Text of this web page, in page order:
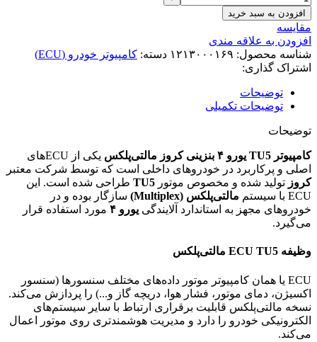
افزودن به سبد خرید
مقایسه
افزودن به علاقه مندی
شناسه محصول: ۱۲۱۳۰۰۰۱۶۹ دسته: کامپیوتر خودرو (ECU)
اشتراک گذاری:
توضیحات
توضیحات تکمیلی
توضیحات
کامپیوتر TU5 یورو ۴ بنزینی کروز مالتی‌پلکس
یکی از ECUهای
اصلی و پرکاربرد در خودروهای داخلی است که توسط شرکت معتبر
کروز تولید شده و مخصوص موتور TU5 طراحی شده است. این
ECU با سیستم
مالتی‌پلکس (Multiplex)
سازگار بوده و در
خودروهای مجهز به استاندارد آلایندگی یورو ۴
مورد استفاده قرار
می‌گیرد.
وظیفه ECU TU5 مالتی‌پلکس
ECU یا همان کامپیوتر موتور داده‌های مختلف سنسورها (سنسور
اکسیژن، دمای موتور، فشار هوا، دریچه گاز و...) را پردازش می‌کند.
نسخه مالتی‌پلکس قابلیت برقراری ارتباط با سایر سیستم‌های
الکترونیکی خودرو را دارد و مدیریت هوشمندتری روی موتور اعمال
می‌کند.